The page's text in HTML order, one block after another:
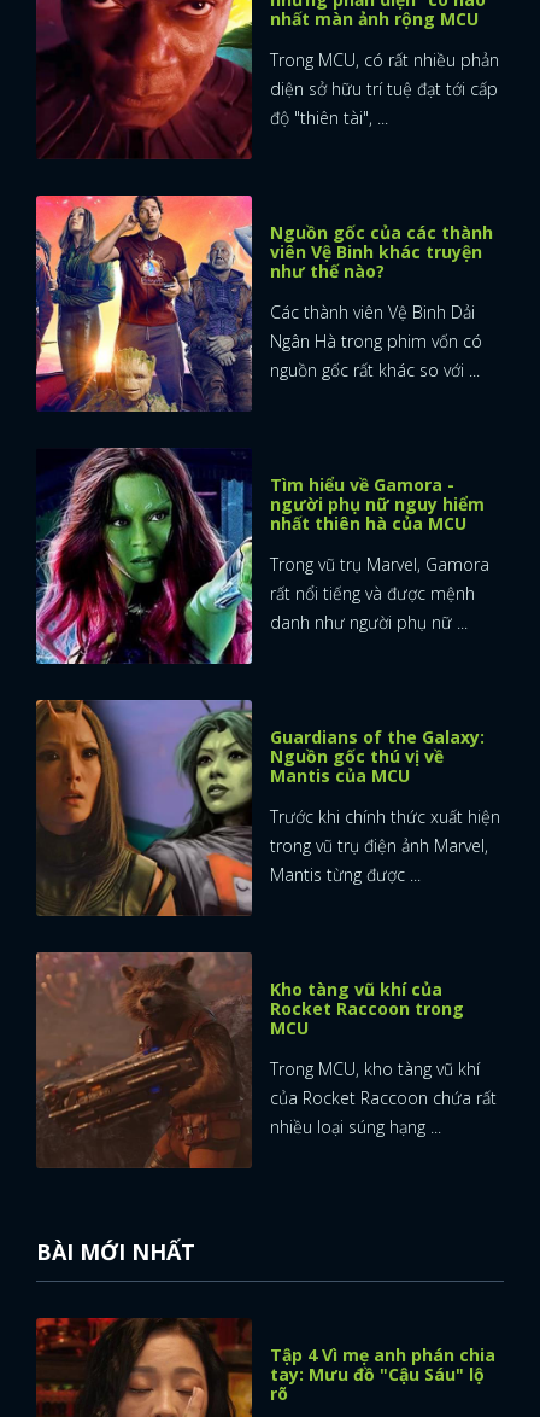
FACEBOOK GOOGLE
nhất màn ảnh rộng MCU
Trong MCU, có rất nhiều phản
diện sở hữu trí tuệ đạt tới cấp
độ "thiên tài", ...
Nguồn gốc của các thành
viên Vệ Binh khác truyện
như thế nào?
Các thành viên Vệ Binh Dải
Ngân Hà trong phim vốn có
nguồn gốc rất khác so với ...
Tìm hiểu về Gamora -
người phụ nữ nguy hiểm
nhất thiên hà của MCU
Trong vũ trụ Marvel, Gamora
rất nổi tiếng và được mệnh
danh như người phụ nữ ...
Guardians of the Galaxy:
Nguồn gốc thú vị về
Mantis của MCU
Trước khi chính thức xuất hiện
trong vũ trụ điện ảnh Marvel,
Mantis từng được ...
Kho tàng vũ khí của
Rocket Raccoon trong
MCU
Trong MCU, kho tàng vũ khí
của Rocket Raccoon chứa rất
nhiều loại súng hạng ...
BÀI MỚI NHẤT
Tập 4 Vì mẹ anh phán chia
tay: Mưu đồ "Cậu Sáu" lộ
rõ